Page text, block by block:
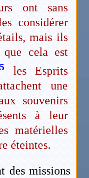
ont sans
considérer
mais ils
cela est
5
les Esprits
une
souvenirs
à leur
matérielles
éteintes.
des missions